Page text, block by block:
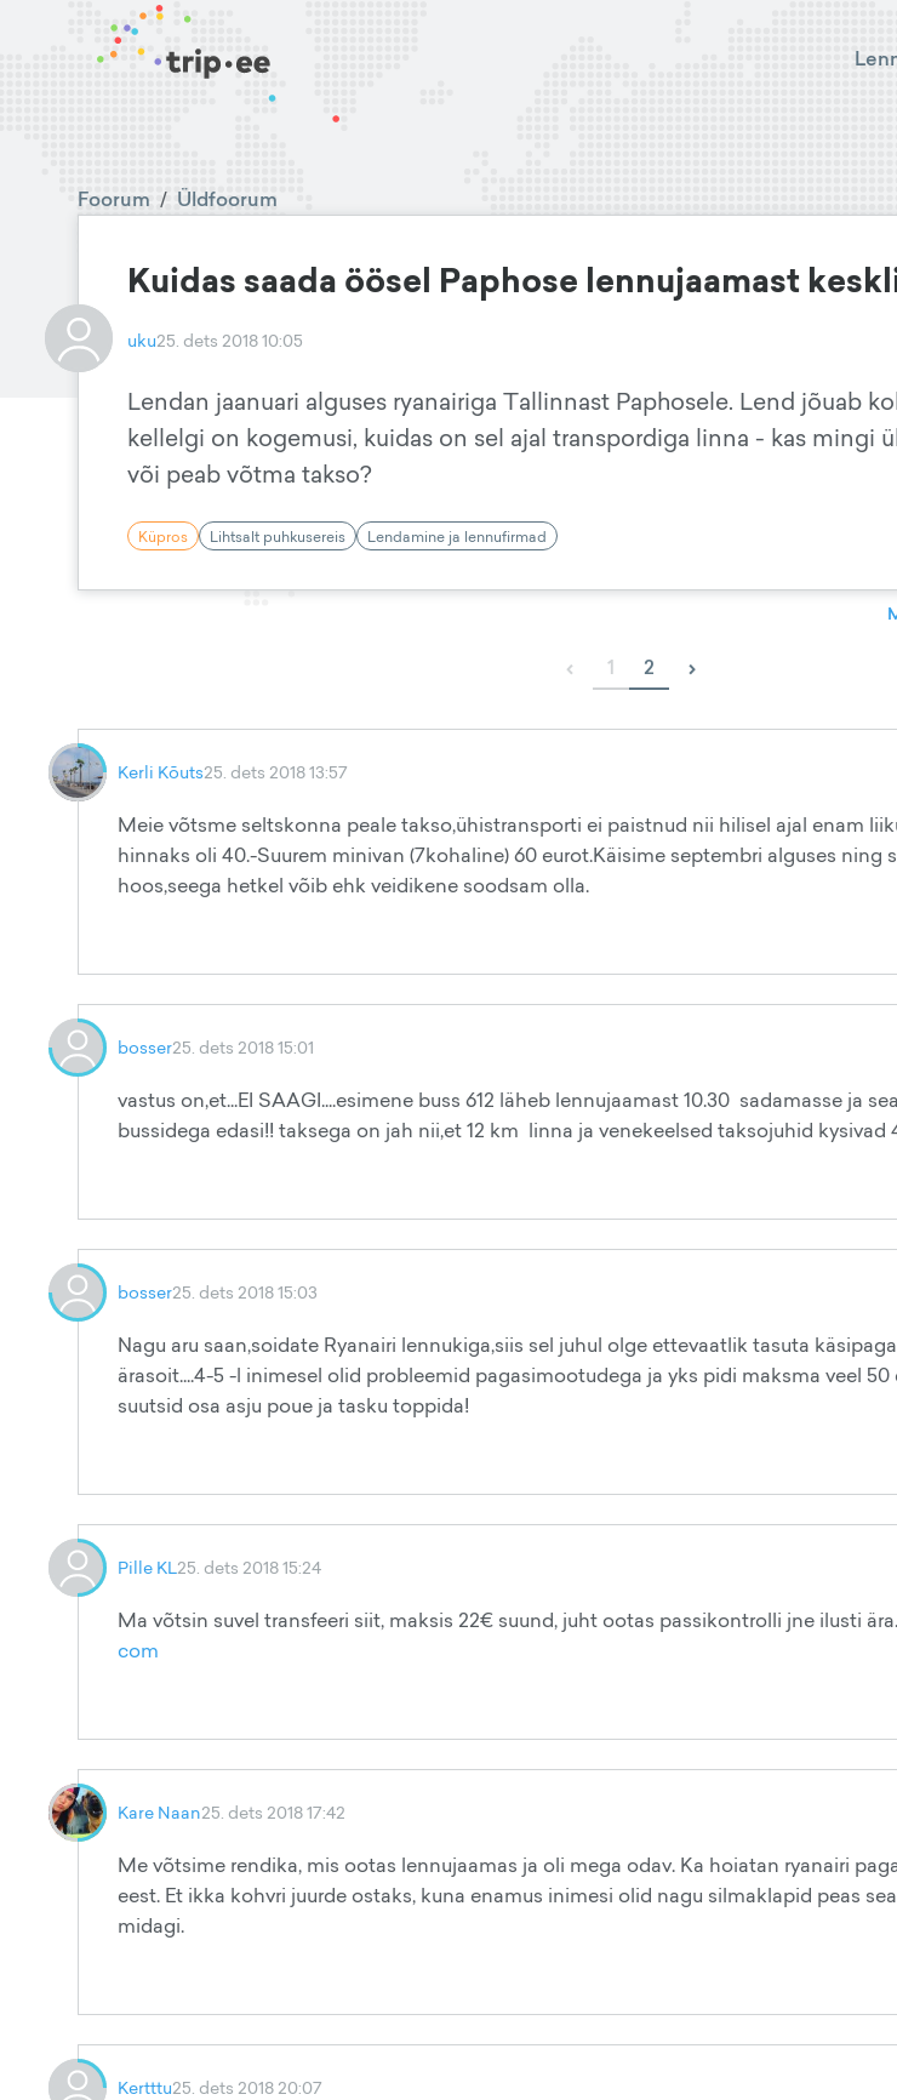
Foorum / Üldfoorum
Kuidas saada öösel Paphose lennujaamast
uku25. dets 2018 10:05
Lendan jaanuari alguses ryanairiga Tallinnast Paphosele. Lend jõuab
kellelgi on kogemusi, kuidas on sel ajal transpordiga linna - kas mingi
või peab võtma takso?
Küpros Lihtsalt puhkusereis Lendamine ja lennufirmad
‹ 1 2 ›
Kerli Kõuts25. dets 2018 13:57
Meie võtsme seltskonna peale takso,ühistransporti ei paistnud nii hilisel ajal enam
hinnaks oli 40.-Suurem minivan (7kohaline) 60 eurot.Käisime septembri alguses ning
hoos,seega hetkel võib ehk veidikene soodsam olla.
bosser25. dets 2018 15:01
vastus on,et...EI SAAGI....esimene buss 612 läheb lennujaamast 10.30 sadamasse ja
bussidega edasi!! taksega on jah nii,et 12 km linna ja venekeelsed taksojuhid kysivad
bosser25. dets 2018 15:03
Nagu aru saan,soidate Ryanairi lennukiga,siis sel juhul olge ettevaatlik tasuta
ärasoit....4-5 -l inimesel olid probleemid pagasimootudega ja yks pidi maksma veel 50
suutsid osa asju poue ja tasku toppida!
Pille KL25. dets 2018 15:24
Ma võtsin suvel transfeeri siit, maksis 22€ suund, juht ootas passikontrolli jne ilusti ära.
com
Kare Naan25. dets 2018 17:42
Me võtsime rendika, mis ootas lennujaamas ja oli mega odav. Ka hoiatan ryanairi
eest. Et ikka kohvri juurde ostaks, kuna enamus inimesi olid nagu silmaklapid peas
midagi.
Kertttu25. dets 2018 20:07